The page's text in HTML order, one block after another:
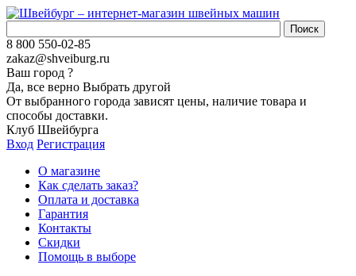
8 800 550-02-85
zakaz@shveiburg.ru
Ваш город ?
Да, все верно Выбрать другой
От выбранного города зависят цены, наличие товара и
способы доставки.
Клуб Швейбурга
Вход Регистрация
О магазине
Как сделать заказ?
Оплата и доставка
Гарантия
Контакты
Скидки
Помощь в выборе